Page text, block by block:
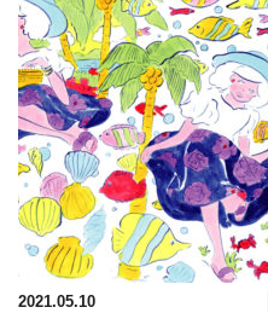
2021.05.10